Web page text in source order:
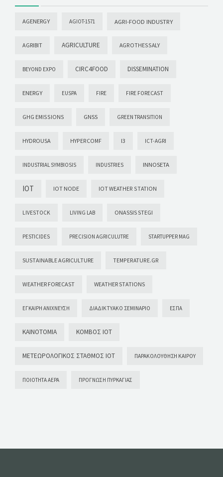
AGENERGY AGIOT-1571 AGRI-FOOD INDUSTRY
AGRIBIT AGRICULTURE AGROTHESSALY
BEYOND EXPO CIRC4FOOD DISSEMINATION
ENERGY EUSPA FIRE FIRE FORECAST
GHG EMISSIONS GNSS GREEN TRANSITION
HYDROUSA HYPERCOMF I3 ICT-AGRI
INDUSTRIAL SYMBIOSIS INDUSTRIES INNOSETA
IOT IOT NODE IOT WEATHER STATION
LIVESTOCK LIVING LAB ONASSIS STEGI
PESTICIDES PRECISION AGRICULUTRE STARTUPPER MAG
SUSTAINABLE AGRICULTURE TEMPERATURE.GR
WEATHER FORECAST WEATHER STATIONS
ΈΓΚΑΙΡΗ ΑΝΊΧΝΕΥΣΗ ΔΙΑΔΙΚΤΥΑΚΌ ΣΕΜΙΝΆΡΙΟ ΕΣΠΑ
ΚΑΙΝΟΤΟΜΊΑ ΚΌΜΒΟΣ ΙΟΤ
ΜΕΤΕΩΡΟΛΟΓΙΚΌΣ ΣΤΑΘΜΌΣ ΙΟΤ ΠΑΡΑΚΟΛΟΎΘΗΣΗ ΚΑΙΡΟΎ
ΠΟΙΌΤΗΤΑ ΑΈΡΑ ΠΡΌΓΝΩΣΗ ΠΥΡΚΑΓΙΆΣ